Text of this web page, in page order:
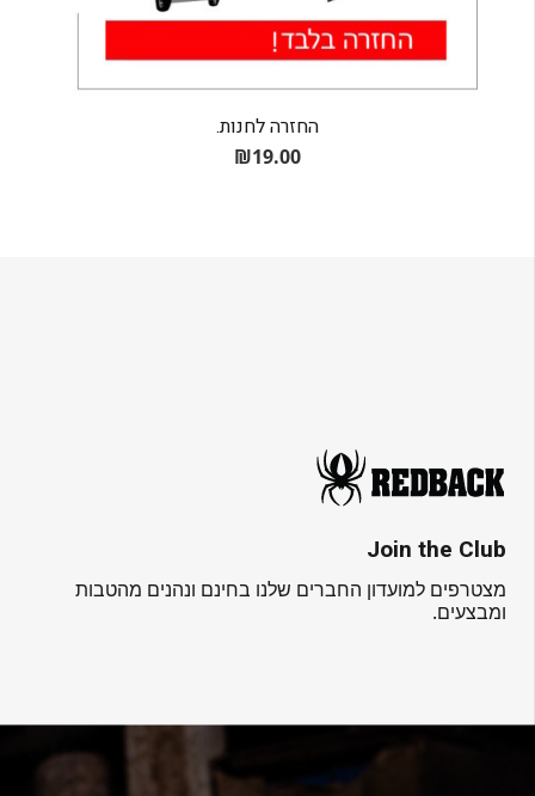
החזרה לחנות.
₪19.00
Join the Club
מצטרפים למועדון החברים שלנו בחינם ונהנים מהטבות
ומבצעים.